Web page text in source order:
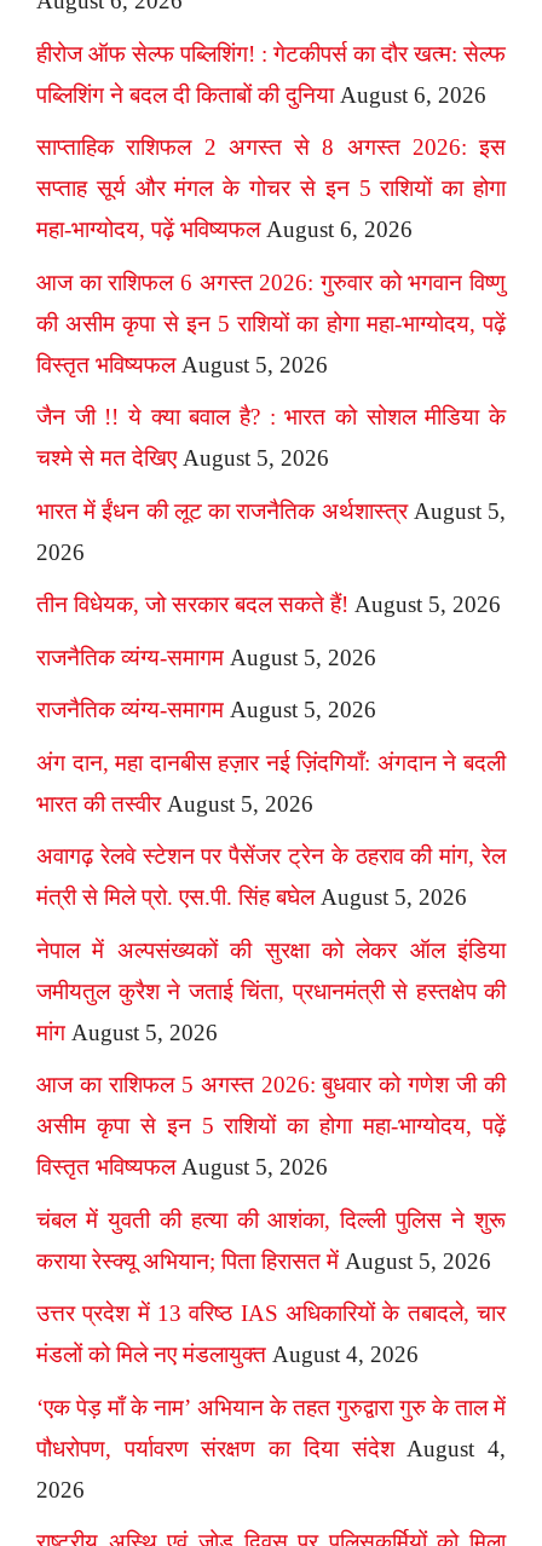
हीरोज ऑफ सेल्फ पब्लिशिंग! : गेटकीपर्स का दौर खत्म: सेल्फ
पब्लिशिंग ने बदल दी किताबों की दुनिया August 6, 2026
साप्ताहिक राशिफल 2 अगस्त से 8 अगस्त 2026: इस
सप्ताह सूर्य और मंगल के गोचर से इन 5 राशियों का होगा
महा-भाग्योदय, पढ़ें भविष्यफल August 6, 2026
आज का राशिफल 6 अगस्त 2026: गुरुवार को भगवान विष्णु
की असीम कृपा से इन 5 राशियों का होगा महा-भाग्योदय, पढ़ें
विस्तृत भविष्यफल August 5, 2026
जैन जी !! ये क्या बवाल है? : भारत को सोशल मीडिया के
चश्मे से मत देखिए August 5, 2026
भारत में ईंधन की लूट का राजनैतिक अर्थशास्त्र August 5,
2026
तीन विधेयक, जो सरकार बदल सकते हैं! August 5, 2026
राजनैतिक व्यंग्य-समागम August 5, 2026
राजनैतिक व्यंग्य-समागम August 5, 2026
अंग दान, महा दानबीस हज़ार नई ज़िंदगियाँ: अंगदान ने बदली
भारत की तस्वीर August 5, 2026
अवागढ़ रेलवे स्टेशन पर पैसेंजर ट्रेन के ठहराव की मांग, रेल
मंत्री से मिले प्रो. एस.पी. सिंह बघेल August 5, 2026
नेपाल में अल्पसंख्यकों की सुरक्षा को लेकर ऑल इंडिया
जमीयतुल कुरैश ने जताई चिंता, प्रधानमंत्री से हस्तक्षेप की
मांग August 5, 2026
आज का राशिफल 5 अगस्त 2026: बुधवार को गणेश जी की
असीम कृपा से इन 5 राशियों का होगा महा-भाग्योदय, पढ़ें
विस्तृत भविष्यफल August 5, 2026
चंबल में युवती की हत्या की आशंका, दिल्ली पुलिस ने शुरू
कराया रेस्क्यू अभियान; पिता हिरासत में August 5, 2026
उत्तर प्रदेश में 13 वरिष्ठ IAS अधिकारियों के तबादले, चार
मंडलों को मिले नए मंडलायुक्त August 4, 2026
‘एक पेड़ माँ के नाम’ अभियान के तहत गुरुद्वारा गुरु के ताल में
पौधरोपण, पर्यावरण संरक्षण का दिया संदेश August 4,
2026